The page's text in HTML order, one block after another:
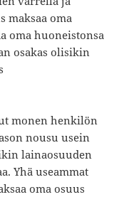
maksaa oma
oma huoneistonsa
osakas olisikin
monen henkilön
nousu usein
lainaosuuden
Yhä useammat
oma osuus